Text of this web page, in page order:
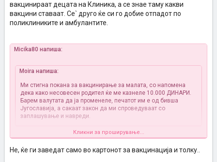
вакцинираат децата на Клиника, а се знае таму какви
вакцини ставаат. Се` друго ќе си го добие отпадот по
поликлиниките и амбулантите.
Micika80 напиша:
Moira напиша:
Ми стигна покана за вакцинирање за малата, со напомена
дека како несовесен родител ќе ме казнеле 10.000 ДИНАРИ.
Барем валутата да ја променеле, печатот им е од бивша
Југославија, а сакаат закон да ми спроведуваат со
заплашување и навреди.
Не ми се верува значии за ова стигнаа пари да зимаат и да се
поминаа,ништо не смениле и не подобриле од тогаш, битно први
Кликни за проширување...
Не, ќе ги заведат само во картонот за вакцинација и толку..